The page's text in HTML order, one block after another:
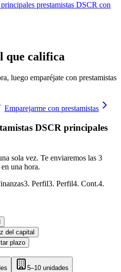
prestamistas DSCR con
que califica
luego emparéjate con prestamistas
Emparejarme con prestamistas
DSCR principales
sola vez. Te enviaremos las 3
una hora.
3. Perfil3. Perfil4. Cont.4.
del capital
plazo
5–10 unidades